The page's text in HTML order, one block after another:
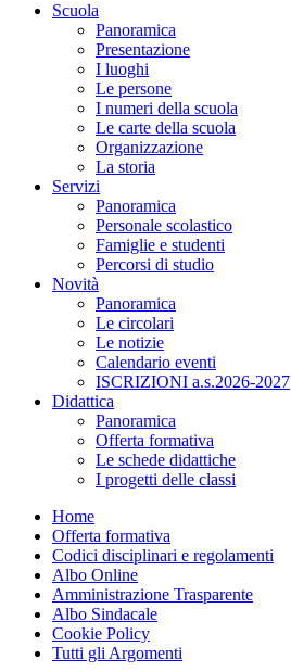
Scuola
Panoramica
Presentazione
I luoghi
Le persone
I numeri della scuola
Le carte della scuola
Organizzazione
La storia
Servizi
Panoramica
Personale scolastico
Famiglie e studenti
Percorsi di studio
Novità
Panoramica
Le circolari
Le notizie
Calendario eventi
ISCRIZIONI a.s.2026-2027
Didattica
Panoramica
Offerta formativa
Le schede didattiche
I progetti delle classi
Home
Offerta formativa
Codici disciplinari e regolamenti
Albo Online
Amministrazione Trasparente
Albo Sindacale
Cookie Policy
Tutti gli Argomenti